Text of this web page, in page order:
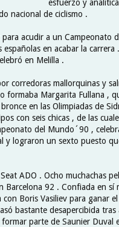
esfuerzo y
nacional de ciclismo .
acudir a un Campeonato
en acabar la
en Melilla .
corredoras mallorquinas y
formaba Margarita Fullana ,
en las Olimpiadas de
con seis chicas , de las
del Mundo´90 ,
y lograron un sexto puesto
ADO . Ocho muchachas
Barcelona 92 . Confiada en
Boris Vasiliev para ganar
bastante desapercibida
parte de Saunier Duval